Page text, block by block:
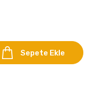
Sepete Ekle